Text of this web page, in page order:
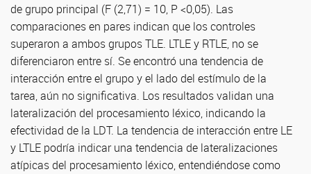
de grupo principal (F (2,71) = 10, P <0,05). Las
comparaciones en pares indican que los controles
superaron a ambos grupos TLE. LTLE y RTLE, no se
diferenciaron entre sí. Se encontró una tendencia de
interacción entre el grupo y el lado del estímulo de la
tarea, aún no significativa. Los resultados validan una
lateralización del procesamiento léxico, indicando la
efectividad de la LDT. La tendencia de interacción entre LE
y LTLE podría indicar una tendencia de lateralizaciones
atípicas del procesamiento léxico, entendiéndose como